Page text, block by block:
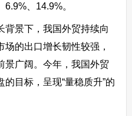
、14.9%。
背景下，我国外贸持续向
的出口增长韧性较强，
景广阔。今年，我国外贸
目标，呈现“量稳质升”的